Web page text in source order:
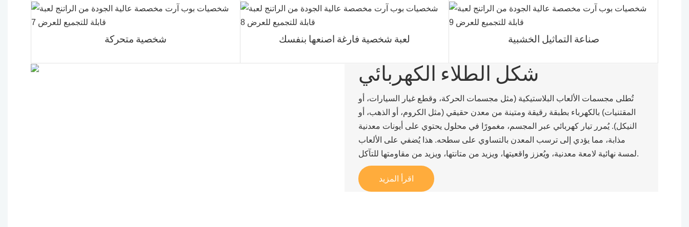
شخصية متحركة لعبة شخصية فارغة اصنعها بنفسك صناعة التماثيل الخشبية
شكل الطلاء الكهربائي
تُطلى مجسمات الألعاب البلاستيكية (مثل مجسمات الحركة، وقطع غيار السيارات، أو
المقتنيات) بالكهرباء بطبقة رقيقة ومتينة من معدن حقيقي (مثل الكروم، أو الذهب، أو
النيكل). يُمرر تيار كهربائي عبر المجسم، مغمورًا في محلول يحتوي على أيونات معدنية
مذابة، مما يؤدي إلى ترسب المعدن بالتساوي على سطحه. هذا يُضفي على الألعاب
لمسة نهائية لامعة معدنية، ويُعزز واقعيتها، ويزيد من متانتها، ويزيد من مقاومتها للتآكل.
اقرأ المزيد